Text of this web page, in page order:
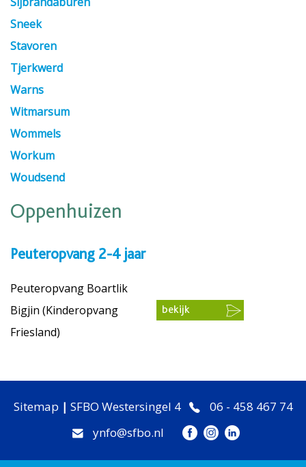
Sneek
Stavoren
Tjerkwerd
Warns
Witmarsum
Wommels
Workum
Woudsend
Oppenhuizen
Peuteropvang 2-4 jaar
Peuteropvang Boartlik
Bigjin (Kinderopvang
Friesland)
bekijk
Sitemap | SFBO Westersingel 4
06 - 458 467 74
ynfo@sfbo.nl